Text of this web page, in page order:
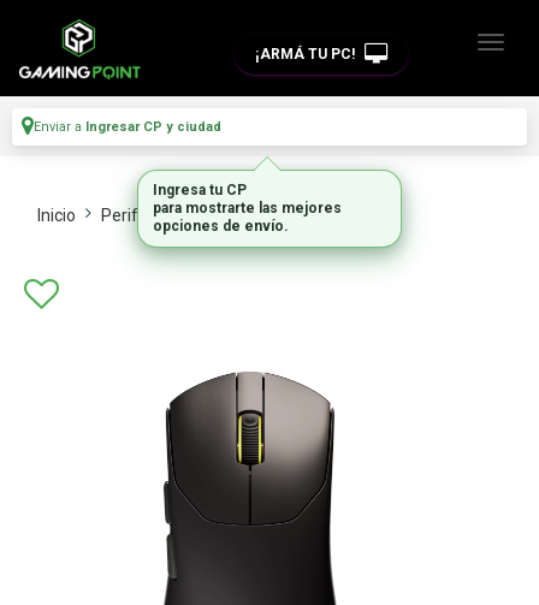
¡ARMÁ TU PC!
Enviar a Ingresar CP y ciudad
Inicio Perifericos Mouse
Ingresa tu CP
para mostrarte las mejores
opciones de envío.